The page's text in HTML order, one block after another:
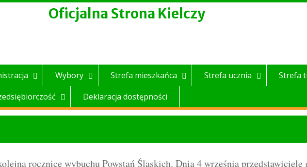
Oficjalna Strona Kielczy
Wybory Strefa mieszkańca Strefa ucznia Strefa
Deklaracja dostępności
rocznicę wybuchu Powstań Śląskich. Dnia 4 września przedstawiciele